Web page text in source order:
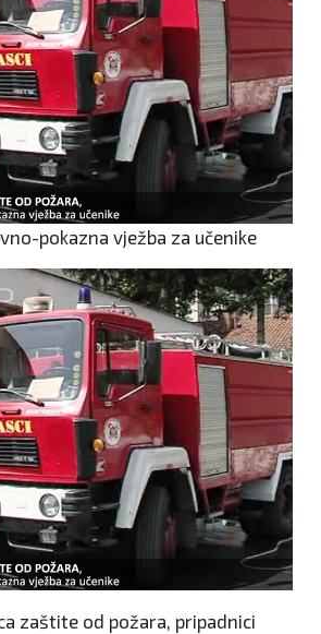
pokazna vježba za učenike
zaštite od požara, pripadnici